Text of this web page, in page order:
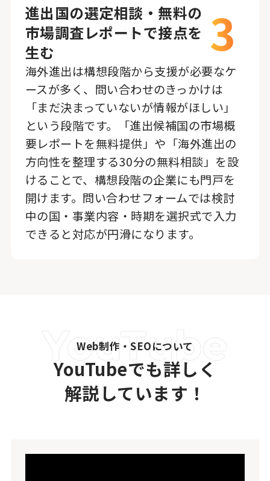
進出国の選定相談・無料の
市場調査レポートで接点を
生む
3
海外進出は構想段階から支援が必要なケ
ースが多く、問い合わせのきっかけは
「まだ決まっていないが情報がほしい」
という段階です。「進出候補国の市場概
要レポートを無料提供」や「海外進出の
方向性を整理する30分の無料相談」を設
けることで、構想段階の企業にも門戸を
開けます。問い合わせフォームでは検討
中の国・事業内容・時期を選択式で入力
できると対応が円滑になります。
Web制作・SEOについて
YouTubeでも詳しく
解説しています！